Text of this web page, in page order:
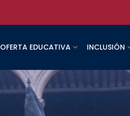
OFERTA EDUCATIVA INCLUSIÓN